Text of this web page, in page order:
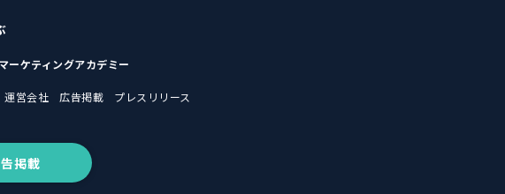
ーケティングアカデミー
運営会社 広告掲載 プレスリリース
掲載